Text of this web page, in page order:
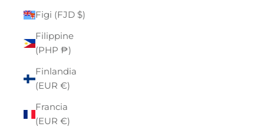
Figi (FJD $)
Filippine
(PHP ₱)
Finlandia
(EUR €)
Francia
(EUR €)